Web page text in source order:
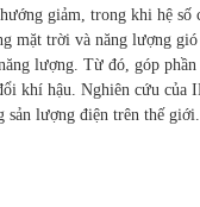
giảm, trong khi hệ
mặt trời và năng lượng
lượng. Từ đó, góp
khí hậu. Nghiên cứu của
sản lượng điện trên thế giới.